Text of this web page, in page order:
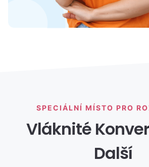
SPECIÁLNÍ MÍSTO PRO
Vláknité
Další